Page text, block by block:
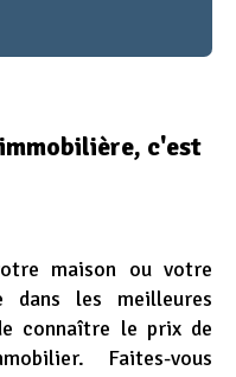
c'est
maison ou votre
dans les meilleures
connaître le prix de
Faites-vous